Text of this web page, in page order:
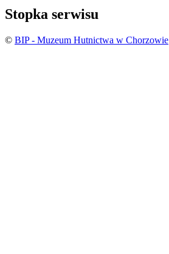
Stopka serwisu
© BIP - Muzeum Hutnictwa w Chorzowie